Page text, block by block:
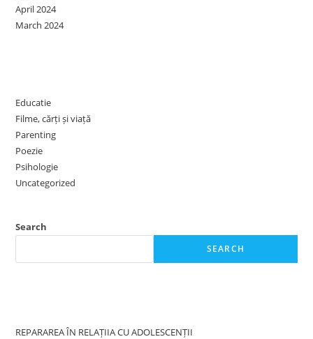
April 2024
March 2024
Educatie
Filme, cărți și viață
Parenting
Poezie
Psihologie
Uncategorized
Search
SEARCH
REPARAREA ÎN RELAȚIIA CU ADOLESCENȚII